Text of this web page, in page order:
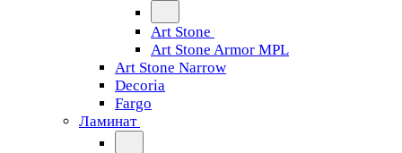
Art Stone
Art Stone Armor MPL
Art Stone Narrow
Decoria
Fargo
Ламинат